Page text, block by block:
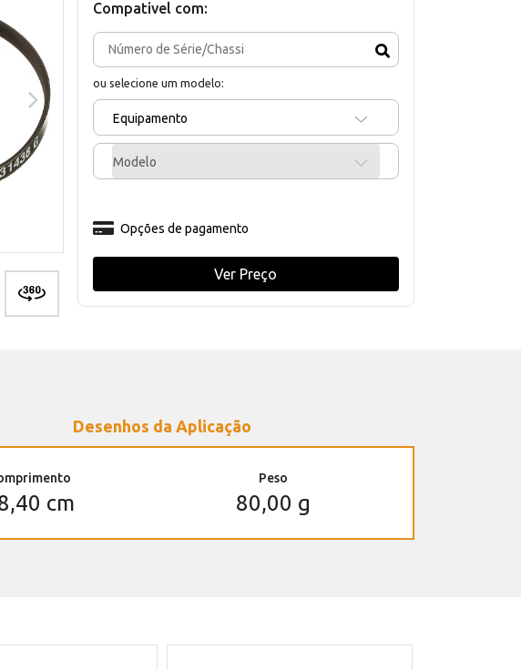
Compativel com:
ou selecione um modelo:
Equipamento
Modelo
Opções de pagamento
Ver Preço
Desenhos da Aplicação
cm
Peso
80,00 g